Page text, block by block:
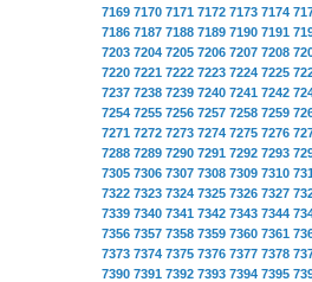
7169 7170 7171 7172 7173 7174
7186 7187 7188 7189 7190 7191
7203 7204 7205 7206 7207 7208
7220 7221 7222 7223 7224 7225
7237 7238 7239 7240 7241 7242
7254 7255 7256 7257 7258 7259
7271 7272 7273 7274 7275 7276
7288 7289 7290 7291 7292 7293
7305 7306 7307 7308 7309 7310
7322 7323 7324 7325 7326 7327
7339 7340 7341 7342 7343 7344
7356 7357 7358 7359 7360 7361
7373 7374 7375 7376 7377 7378
7390 7391 7392 7393 7394 7395